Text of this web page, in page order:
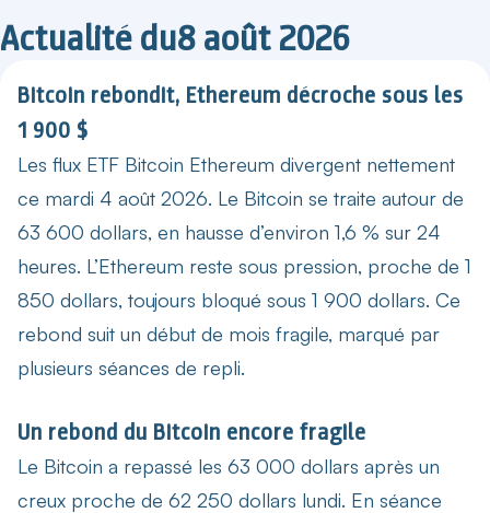
Actualité du8 août 2026
Bitcoin rebondit, Ethereum décroche sous les
1 900 $
Les flux ETF Bitcoin Ethereum divergent nettement
ce mardi 4 août 2026. Le Bitcoin se traite autour de
63 600 dollars, en hausse d’environ 1,6 % sur 24
heures. L’Ethereum reste sous pression, proche de 1
850 dollars, toujours bloqué sous 1 900 dollars. Ce
rebond suit un début de mois fragile, marqué par
plusieurs séances de repli.
Un rebond du Bitcoin encore fragile
Le Bitcoin a repassé les 63 000 dollars après un
creux proche de 62 250 dollars lundi. En séance